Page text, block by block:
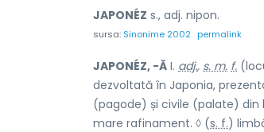
JAPONÉZ s., adj. nipon.
sursa: Sinonime 2002 permalink
JAPONÉZ, -Ă I. adj., s. m. f.
dezvoltată în Japonia,
(pagode) și civile (palate) din
mare rafinament. ◊ (s. f.)